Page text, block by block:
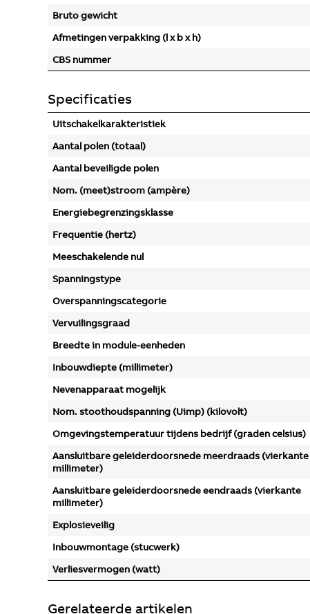
Bruto gewicht
Afmetingen verpakking (l x b x h)
CBS nummer
Specificaties
Uitschakelkarakteristiek
Aantal polen (totaal)
Aantal beveiligde polen
Nom. (meet)stroom (ampère)
Energiebegrenzingsklasse
Frequentie (hertz)
Meeschakelende nul
Spanningstype
Overspanningscategorie
Vervuilingsgraad
Breedte in module-eenheden
Inbouwdiepte (millimeter)
Nevenapparaat mogelijk
Nom. stoothoudspanning (Uimp) (kilovolt)
Omgevingstemperatuur tijdens bedrijf (graden celsius)
Aansluitbare geleiderdoorsnede meerdraads (vierkante
millimeter)
Aansluitbare geleiderdoorsnede eendraads (vierkante
millimeter)
Explosieveilig
Inbouwmontage (stucwerk)
Verliesvermogen (watt)
Gerelateerde artikelen